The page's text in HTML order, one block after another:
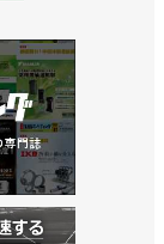
発／ニッセ